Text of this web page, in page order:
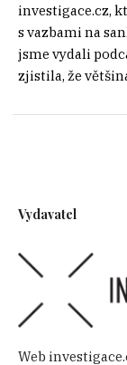
investigace.cz,
s vazbami na
jsme vydali
zjistila, že
Vydavatel
Web